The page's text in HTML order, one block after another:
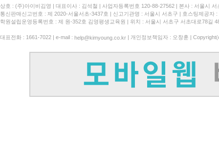
상호 : (주)아이비김영 대표이사 : 김석철 사업자등록번호 120-88-27562
본사 : 서울시
통신판매신고번호 : 제 2020-서울서초-3437호
신고기관명 : 서울시 서초구
호스팅제공자
학원설립운영등록번호 : 제 원-352호 김영평생교육원 | 위치 : 서울시 서초구 서초대로78길
대표전화 : 1661-7022 | e-mail : help@kimyoung.co.kr | 개인정보책임자 : 오창훈 |